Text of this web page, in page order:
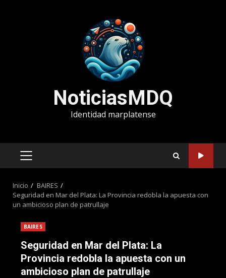
NoticiasMDQ
Identidad marplatense
MENÚ
Inicio
BAIRES
Seguridad en Mar del Plata: La Provincia redobla la apuesta con
un ambicioso plan de patrullaje
BAIRES
Seguridad en Mar del Plata: La
Provincia redobla la apuesta con un
ambicioso plan de patrullaje